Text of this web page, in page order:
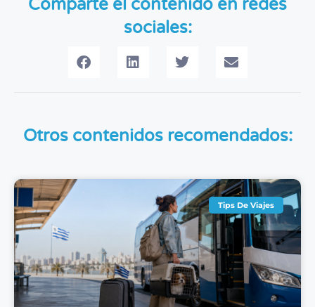
Comparte el contenido en redes
sociales:
Otros contenidos recomendados:
Tips De Viajes